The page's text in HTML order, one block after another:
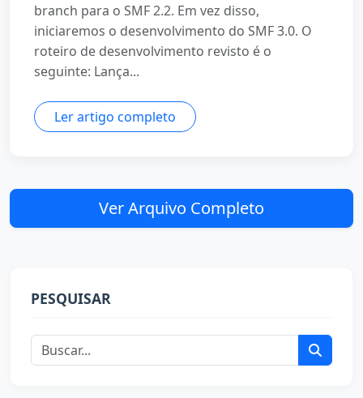
branch para o SMF 2.2. Em vez disso,
iniciaremos o desenvolvimento do SMF 3.0. O
roteiro de desenvolvimento revisto é o
seguinte: Lança...
Ler artigo completo
Ver Arquivo Completo
PESQUISAR